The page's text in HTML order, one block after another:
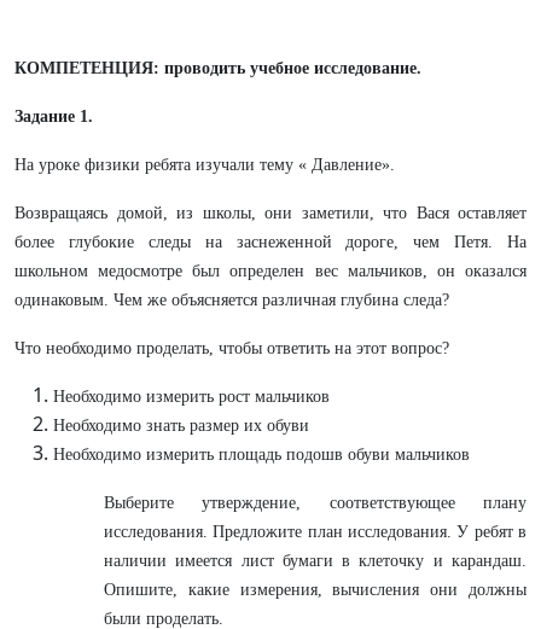
КОМПЕТЕНЦИЯ: проводить учебное исследование.
Задание 1.
На уроке физики ребята изучали тему « Давление».
Возвращаясь домой, из школы, они заметили, что Вася оставляет
более глубокие следы на заснеженной дороге, чем Петя. На
школьном медосмотре был определен вес мальчиков, он оказался
одинаковым. Чем же объясняется различная глубина следа?
Что необходимо проделать, чтобы ответить на этот вопрос?
Необходимо измерить рост мальчиков
Необходимо знать размер их обуви
Необходимо измерить площадь подошв обуви мальчиков
Выберите утверждение, соответствующее плану
исследования. Предложите план исследования. У ребят в
наличии имеется лист бумаги в клеточку и карандаш.
Опишите, какие измерения, вычисления они должны
были проделать.